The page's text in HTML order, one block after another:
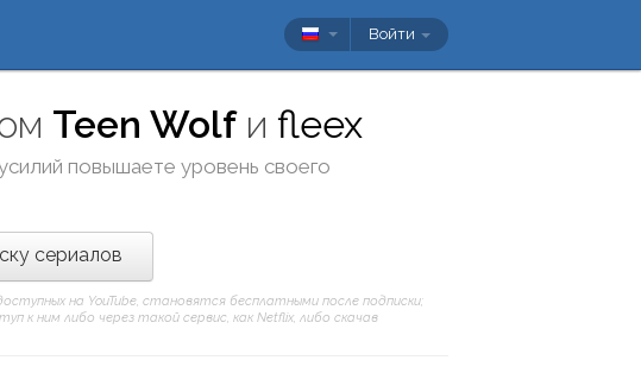
Войти
Teen Wolfи fleex
повышаете уровень своего
сериалов
на YouTube, становятся бесплатными после подписки;
к ним либо через такой сервис, как Netflix, либо скачав